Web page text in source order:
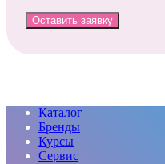
Оставить заявку
Каталог
Бренды
Курсы
Сервис